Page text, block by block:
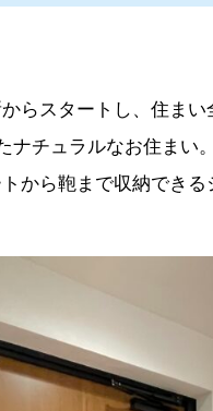
らスタートし、住まい
チュラルなお住まい。
から鞄まで収納できる